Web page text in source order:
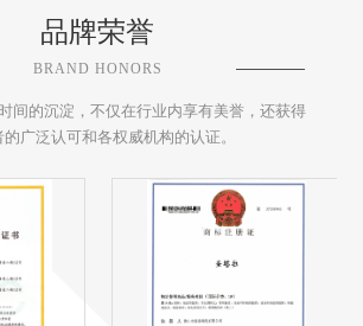
品牌荣誉
BRAND HONORS
间的沉淀，不仅在行业内享有美誉，还获得
广泛认可和各权威机构的认证。